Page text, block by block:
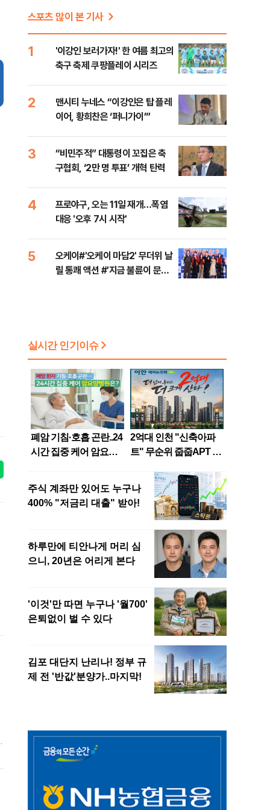
스포츠 많이 본 기사
1
'이강인 보러가자!' 한 여름 최고의
축구 축제 쿠팡플레이 시리즈
2
맨시티 누네스 “이강인은 탑 플레
이어, 황희찬은 ‘퍼니가이’”
3
“비민주적” 대통령이 꼬집은 축
구협회, ‘2만 명 투표’ 개혁 탄력
4
프로야구, 오는 11일 재개…폭염
대응 '오후 7시 시작'
5
오케이#'오케이 마담2' 무더위 날
릴 통쾌 액션 #'지금 불륜이 문제